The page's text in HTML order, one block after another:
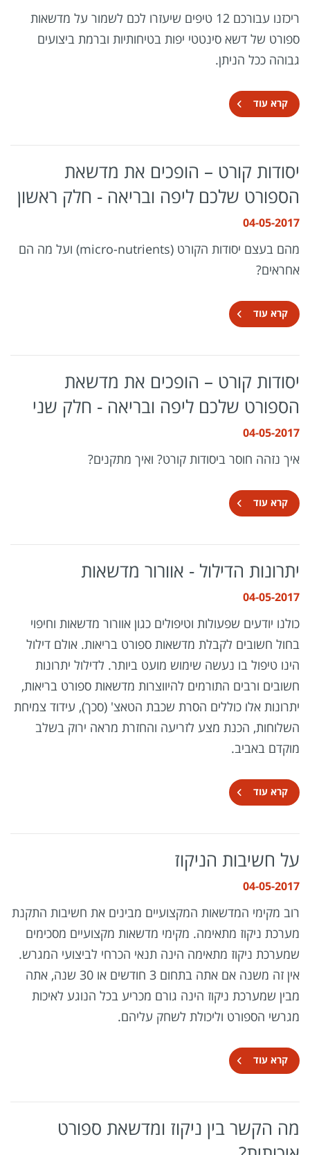
ריכזנו עבורכם 12 טיפים שיעזרו לכם לשמור על מדשאות
ספורט של דשא סינטטי יפות בטיחותיות וברמת ביצועים
גבוהה ככל הניתן.
קרא עוד
יסודות קורט – הופכים את מדשאת
הספורט שלכם ליפה ובריאה - חלק ראשון
04-05-2017
מהם בעצם יסודות הקורט (micro-nutrients) ועל מה הם
אחראים?
קרא עוד
יסודות קורט – הופכים את מדשאת
הספורט שלכם ליפה ובריאה - חלק שני
04-05-2017
איך נזהה חוסר ביסודות קורט? ואיך מתקנים?
קרא עוד
יתרונות הדילול - אוורור מדשאות
04-05-2017
כולנו יודעים שפעולות וטיפולים כגון אוורור מדשאות וחיפוי
בחול חשובים לקבלת מדשאות ספורט בריאות. אולם דילול
הינו טיפול בו נעשה שימוש מועט ביותר. לדילול יתרונות
חשובים ורבים התורמים להיווצרות מדשאות ספורט בריאות,
יתרונות אלו כוללים הסרת שכבת הטאצ' (סכך), עידוד צמיחת
השלוחות, הכנת מצע לזריעה והחזרת מראה ירוק בשלב
מוקדם באביב.
קרא עוד
על חשיבות הניקוז
04-05-2017
רוב מקימי המדשאות המקצועיים מבינים את חשיבות התקנת
מערכת ניקוז מתאימה. מקימי מדשאות מקצועיים מסכימים
שמערכת ניקוז מתאימה הינה תנאי הכרחי לביצועי המגרש.
אין זה משנה אם אתה בתחום 3 חודשים או 30 שנה, אתה
מבין שמערכת ניקוז הינה גורם מכריע בכל הנוגע לאיכות
מגרשי הספורט וליכולת לשחק עליהם.
קרא עוד
מה הקשר בין ניקוז ומדשאת ספורט